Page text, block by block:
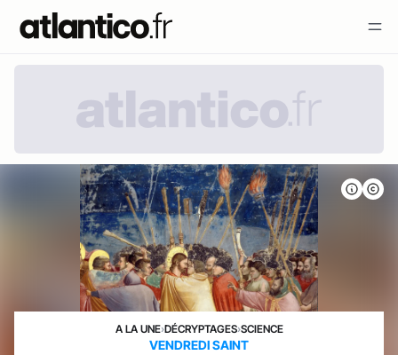
A LA UNE›DÉCRYPTAGES›SCIENCE
VENDREDI SAINT